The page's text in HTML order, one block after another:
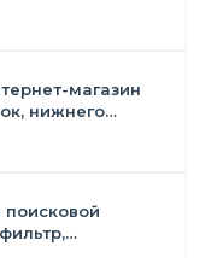
магазин
нижнего
поисковой